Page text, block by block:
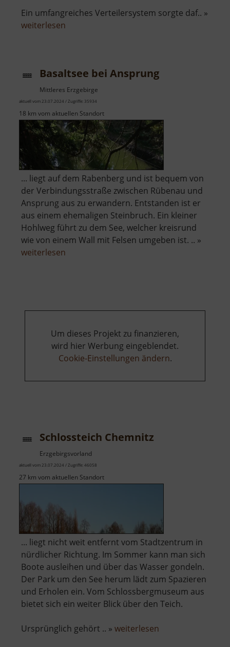
Ein umfangreiches Verteilersystem sorgte daf.. »
weiterlesen
Basaltsee bei Ansprung
Mittleres Erzgebirge
aktuell vom 23.07.2024 / Zugriffe: 35934
18 km vom aktuellen Standort
... liegt auf dem Rabenberg und ist bequem von
der Verbindungsstraße zwischen Rübenau und
Ansprung aus zu erwandern. Entstanden ist er
aus einem ehemaligen Steinbruch. Ein kleiner
Hohlweg führt zu dem See, welcher kreisrund
wie von einem Wall mit Felsen umgeben ist. .. »
weiterlesen
Um dieses Projekt zu finanzieren,
wird hier Werbung eingeblendet.
Cookie-Einstellungen ändern.
Schlossteich Chemnitz
Erzgebirgsvorland
aktuell vom 23.07.2024 / Zugriffe: 46058
27 km vom aktuellen Standort
... liegt nicht weit entfernt vom Stadtzentrum in
nürdlicher Richtung. Im Sommer kann man sich
Boote ausleihen und über das Wasser gondeln.
Der Park um den See herum lädt zum Spazieren
und Erholen ein. Vom Schlossbergmuseum aus
bietet sich ein weiter Blick über den Teich.
Ursprünglich gehört .. » weiterlesen